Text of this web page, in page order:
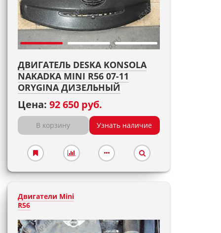
ДВИГАТЕЛЬ DESKA KONSOLA
NAKADKA MINI R56 07-11
ORYGINA ДИЗЕЛЬНЫЙ
Цена: 92 650 руб.
В корзину Узнать наличие
Двигатели Mini
R56